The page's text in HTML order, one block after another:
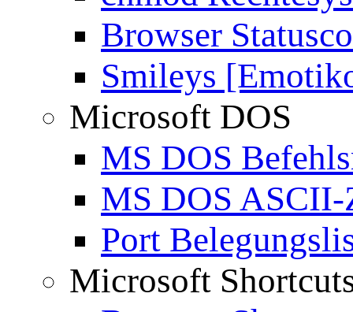
Browser
Smileys
Microsoft DOS
MS DOS
MS DOS ASCII-
Port
Microsoft